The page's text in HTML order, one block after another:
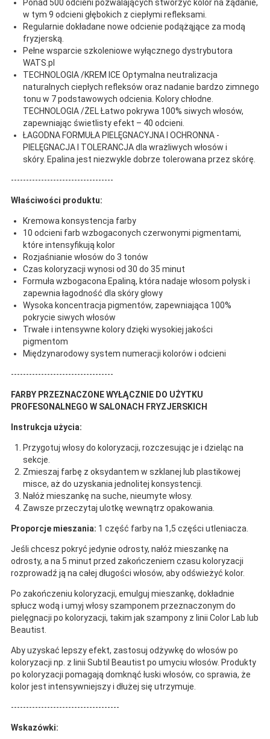
Ponad 500 odcieni pozwalających stworzyć kolor na żądanie,
w tym 9 odcieni głębokich z ciepłymi refleksami.
Regularnie dokładane nowe odcienie podążąjące za modą
fryzjerską.
Pełne wsparcie szkoleniowe wyłącznego dystrybutora
WATS.pl
TECHNOLOGIA /KREM ICE Optymalna neutralizacja
naturalnych ciepłych refleksów oraz nadanie bardzo zimnego
tonu w 7 podstawowych odcienia. Kolory chłodne.
TECHNOLOGIA /ŻEL Łatwo pokrywa 100% siwych włosów,
zapewniając świetlisty efekt – 40 odcieni.
ŁAGODNA FORMUŁA PIELĘGNACYJNA I OCHRONNA -
PIELĘGNACJA I TOLERANCJA dla wrażliwych włosów i
skóry. Epalina jest niezwykle dobrze tolerowana przez skórę.
----------------------------------
Właściwości produktu:
Kremowa konsystencja farby
10 odcieni farb wzbogaconych czerwonymi pigmentami,
które intensyfikują kolor
Rozjaśnianie włosów do 3 tonów
Czas koloryzacji wynosi od 30 do 35 minut
Formuła wzbogacona Epaliną, która nadaje włosom połysk i
zapewnia łagodność dla skóry głowy
Wysoka koncentracja pigmentów, zapewniająca 100%
pokrycie siwych włosów
Trwałe i intensywne kolory dzięki wysokiej jakości
pigmentom
Międzynarodowy system numeracji kolorów i odcieni
----------------------------------
FARBY PRZEZNACZONE WYŁĄCZNIE DO UŻYTKU
PROFESONALNEGO W SALONACH FRYZJERSKICH
Instrukcja użycia:
Przygotuj włosy do koloryzacji, rozczesując je i dzieląc na
sekcje.
Zmieszaj farbę z oksydantem w szklanej lub plastikowej
misce, aż do uzyskania jednolitej konsystencji.
Nałóż mieszankę na suche, nieumyte włosy.
Zawsze przeczytaj ulotkę wewnątrz opakowania.
Proporcje mieszania: 1 część farby na 1,5 części utleniacza.
Jeśli chcesz pokryć jedynie odrosty, nałóż mieszankę na
odrosty, a na 5 minut przed zakończeniem czasu koloryzacji
rozprowadź ją na całej długości włosów, aby odświeżyć kolor.
Po zakończeniu koloryzacji, emulguj mieszankę, dokładnie
spłucz wodą i umyj włosy szamponem przeznaczonym do
pielęgnacji po koloryzacji, takim jak szampony z linii Color Lab lub
Beautist.
Aby uzyskać lepszy efekt, zastosuj odżywkę do włosów po
koloryzacji np. z linii Subtil Beautist po umyciu włosów. Produkty
po koloryzacji pomagają domknąć łuski włosów, co sprawia, że
kolor jest intensywniejszy i dłużej się utrzymuje.
------------------------------------
Wskazówki: